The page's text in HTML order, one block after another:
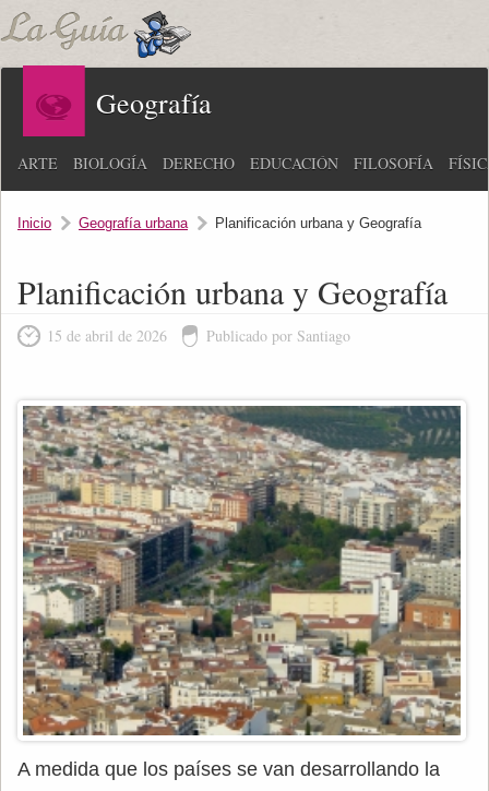
Geografía
ARTE BIOLOGÍA DERECHO EDUCACIÓN FILOSOFÍA
Inicio Geografía urbana Planificación urbana y Geografía
Planificación urbana y Geografía
15 de abril de 2026 Publicado por Santiago
A medida que los países se van desarrollando la